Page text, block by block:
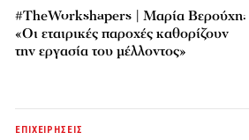
#TheWorkshapers | Μαρία Βερούχη:
«Οι εταιρικές παροχές καθορίζουν
την εργασία του μέλλοντος»
ΕΠΙΧΕΙΡΗΣΕΙΣ